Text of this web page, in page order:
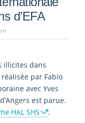
d’EFA
illicites dans
par Fabio
avec Yves
est parue.
HAL SHS
.